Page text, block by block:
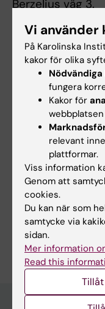
Berzelius väg 3.
Hade du nytta av
Yes
No
Rasmus Nylander
Louise Grännsjö
Sidan uppdaterad:2025-11-
Dela
Vi använder
På Karolinska
kakor för olika
Nödvändiga
fungera
Kakor för
relevant
plattformar.
Viss information
Genom att
cookies.
Du kan när som
samtycke via
sidan.
Mer information
Read this